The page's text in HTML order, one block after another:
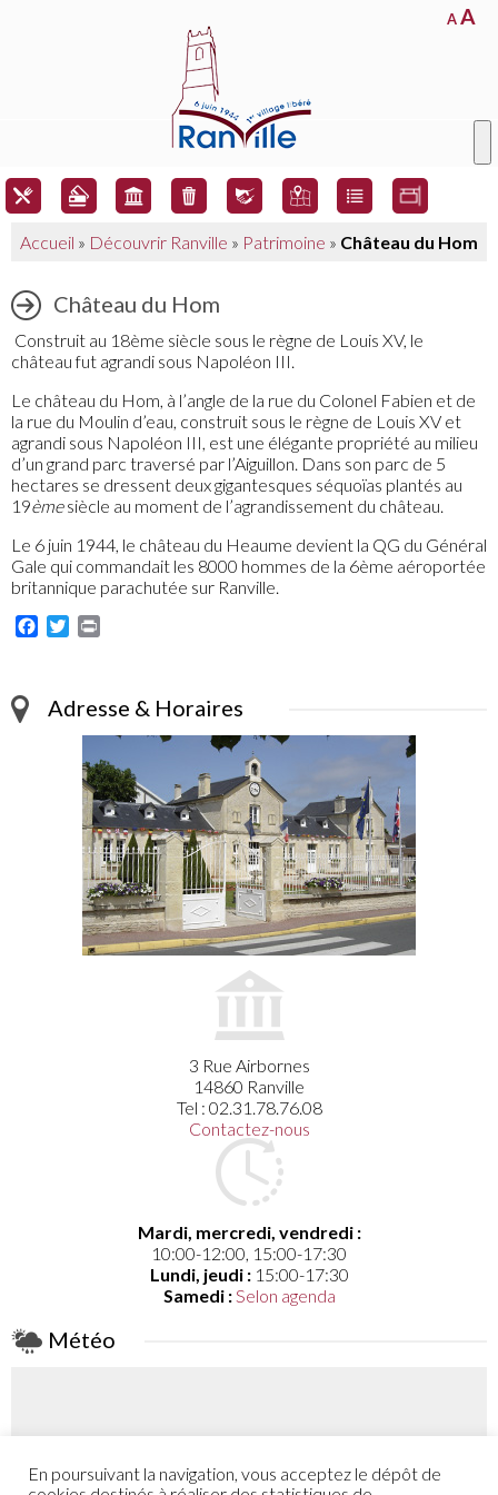
AA
Accueil » Découvrir Ranville » Patrimoine » Château du Hom
Château du Hom
Construit au 18ème siècle sous le règne de Louis XV, le
château fut agrandi sous Napoléon III.
Le château du Hom, à l’angle de la rue du Colonel Fabien et de
la rue du Moulin d’eau, construit sous le règne de Louis XV et
agrandi sous Napoléon III, est une élégante propriété au milieu
d’un grand parc traversé par l’Aiguillon. Dans son parc de 5
hectares se dressent deux gigantesques séquoïas plantés au
19èmesiècle au moment de l’agrandissement du château.
Le 6 juin 1944, le château du Heaume devient la QG du Général
Gale qui commandait les 8000 hommes de la 6ème aéroportée
britannique parachutée sur Ranville.
Facebook
Twitter
Adresse & Horaires
3 Rue Airbornes
14860 Ranville
Tel : 02.31.78.76.08
Contactez-nous
Mardi, mercredi, vendredi :
10:00-12:00, 15:00-17:30
Lundi, jeudi :15:00-17:30
Samedi :Selon agenda
Météo
Coefficient
En poursuivant la navigation, vous acceptez le dépôt de